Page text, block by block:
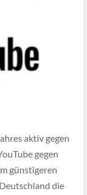
aktiv gegen
gegen
günstigeren
die